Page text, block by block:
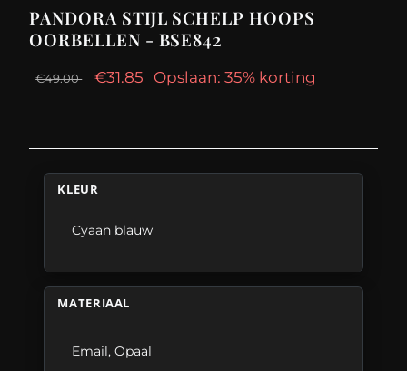
PANDORA STIJL SCHELP HOOPS
OORBELLEN - BSE842
€49.00 €31.85 Opslaan: 35% korting
KLEUR
Cyaan blauw
MATERIAAL
Email,Opaal